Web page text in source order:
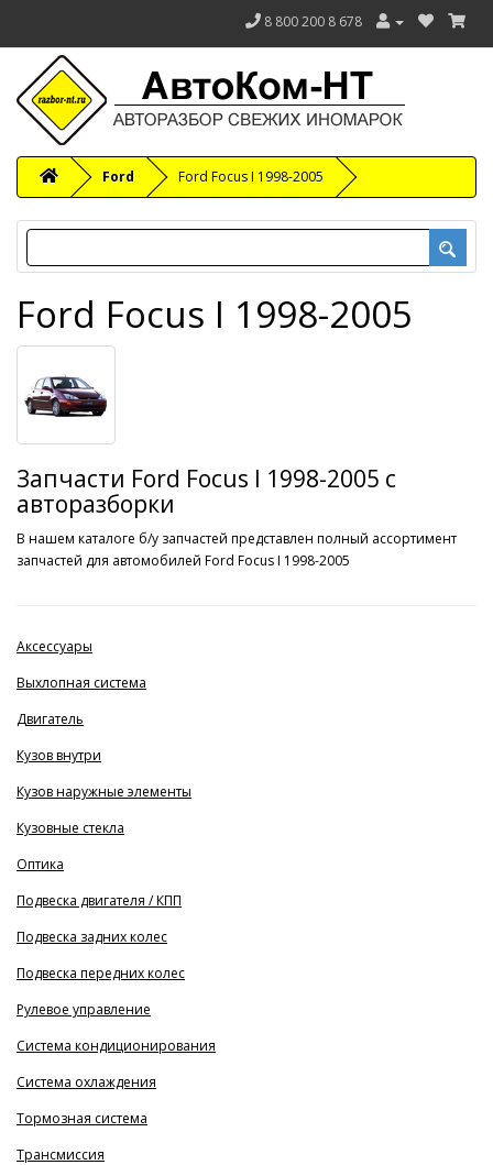
8 800 200 8 678
Ford Ford Focus I 1998-2005
Ford Focus I 1998-2005
Запчасти Ford Focus I 1998-2005 с
авторазборки
В нашем каталоге б/у запчастей представлен полный ассортимент
запчастей для автомобилей Ford Focus I 1998-2005
Аксессуары
Выхлопная система
Двигатель
Кузов внутри
Кузов наружные элементы
Кузовные стекла
Оптика
Подвеска двигателя / КПП
Подвеска задних колес
Подвеска передних колес
Рулевое управление
Система кондиционирования
Система охлаждения
Тормозная система
Трансмиссия